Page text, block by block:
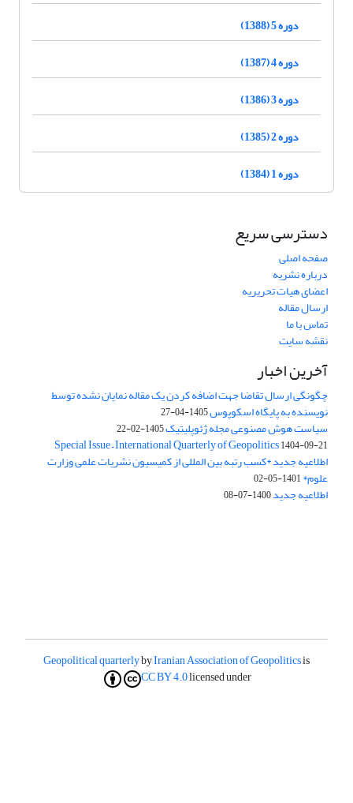
دوره 5 (1388)
دوره 4 (1387)
دوره 3 (1386)
دوره 2 (1385)
دوره 1 (1384)
دسترسی سریع
صفحه اصلی
درباره نشریه
اعضای هیات تحریریه
ارسال مقاله
تماس با ما
نقشه سایت
آخرین اخبار
چگونگی ارسال تقاضا جهت اضافه کردن یک مقاله نمایان نشده توسط
نویسنده به پایگاه اسکوپوس1405-04-27
سیاست هوش مصنوعی مجله ژئوپلیتیک1405-02-22
Special Issue – International Quarterly of Geopolitics1404-09-21
اطلاعیه جدید *کسب رتبه بین المللی از کمیسیون نشریات علمی وزارت
علوم*1401-05-02
اطلاعیه جدید1400-07-08
Geopolitical quarterlybyIranian Association of Geopoliticsis
licensed under
CC BY 4.0